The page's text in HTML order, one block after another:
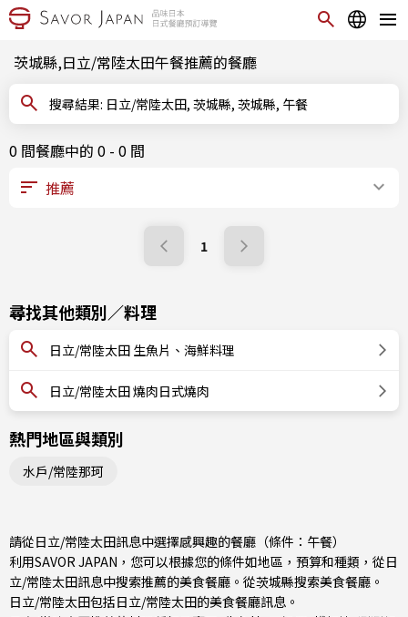
茨城縣,日立/常陸太田午餐推薦的餐廳
搜尋結果: 日立/常陸太田, 茨城縣, 茨城縣, 午餐
0 間餐廳中的 0 - 0 間
1
尋找其他類別／料理
日立/常陸太田 生魚片、海鮮料理
日立/常陸太田 燒肉日式燒肉
熱門地區與類別
水戶/常陸那珂
請從日立/常陸太田訊息中選擇感興趣的餐廳（條件：午餐）
利用SAVOR JAPAN，您可以根據您的條件如地區，預算和種類，從日
立/常陸太田訊息中搜索推薦的美食餐廳。從茨城縣搜索美食餐廳。
日立/常陸太田包括日立/常陸太田的美食餐廳訊息。